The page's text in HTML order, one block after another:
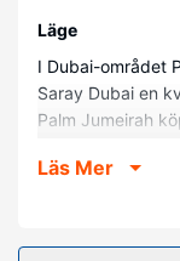
Läge
I Dubai-området
Saray Dubai en
Palm Jumeirah
Marina Beach.
Känn dig som
Läs Mer